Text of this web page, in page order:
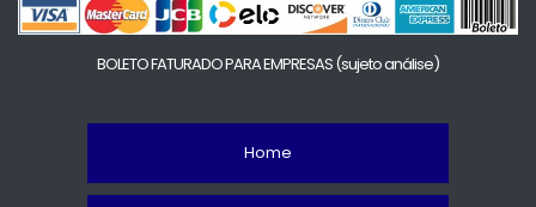
BOLETO FATURADO PARA EMPRESAS(sujeto análise)
Home